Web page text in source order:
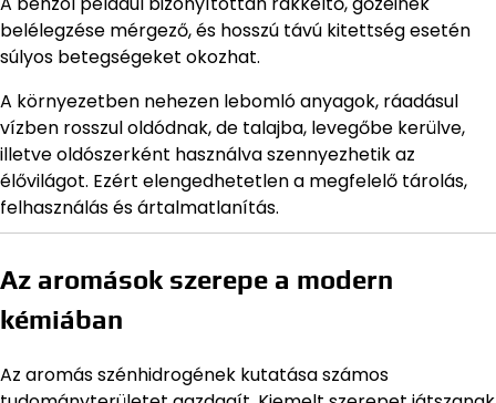
belélegzése mérgező, és hosszú távú kitettség esetén
súlyos betegségeket okozhat.
A környezetben nehezen lebomló anyagok, ráadásul
vízben rosszul oldódnak, de talajba, levegőbe kerülve,
illetve oldószerként használva szennyezhetik az
élővilágot. Ezért elengedhetetlen a megfelelő tárolás,
felhasználás és ártalmatlanítás.
Az aromások szerepe a modern
kémiában
Az aromás szénhidrogének kutatása számos